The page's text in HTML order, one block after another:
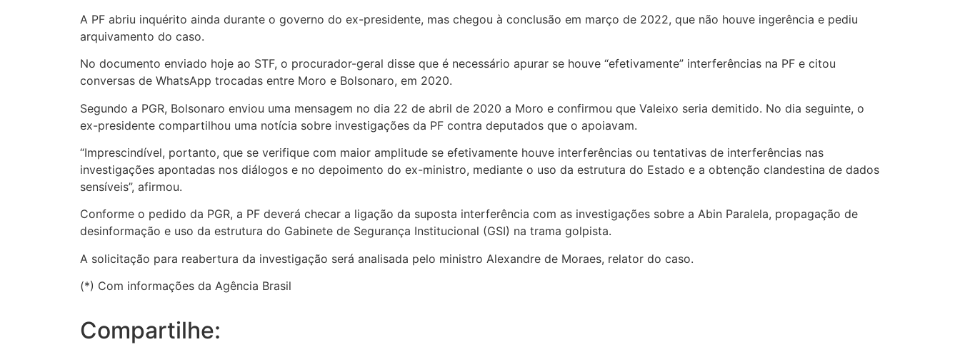
A PF abriu inquérito ainda durante o governo do ex-presidente, mas chegou à conclusão em março de 2022, que não houve ingerência e pediu
arquivamento do caso.
No documento enviado hoje ao STF, o procurador-geral disse que é necessário apurar se houve “efetivamente” interferências na PF e citou
conversas de WhatsApp trocadas entre Moro e Bolsonaro, em 2020.
Segundo a PGR, Bolsonaro enviou uma mensagem no dia 22 de abril de 2020 a Moro e confirmou que Valeixo seria demitido. No dia seguinte, o
ex-presidente compartilhou uma notícia sobre investigações da PF contra deputados que o apoiavam.
“Imprescindível, portanto, que se verifique com maior amplitude se efetivamente houve interferências ou tentativas de interferências nas
investigações apontadas nos diálogos e no depoimento do ex-ministro, mediante o uso da estrutura do Estado e a obtenção clandestina de dados
sensíveis”, afirmou.
Conforme o pedido da PGR, a PF deverá checar a ligação da suposta interferência com as investigações sobre a Abin Paralela, propagação de
desinformação e uso da estrutura do Gabinete de Segurança Institucional (GSI) na trama golpista.
A solicitação para reabertura da investigação será analisada pelo ministro Alexandre de Moraes, relator do caso.
(*) Com informações da Agência Brasil
Compartilhe: